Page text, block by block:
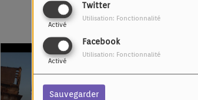
Twitter
Activé
Utilisation: Fonctionnalité
Facebook
Activé
Utilisation: Fonctionnalité
Sauvegarder